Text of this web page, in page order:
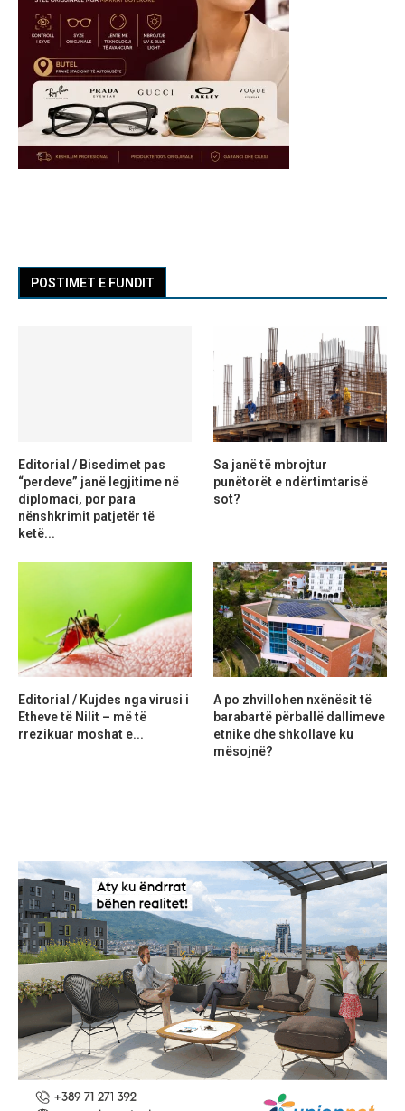
POSTIMET E FUNDIT
Editorial / Bisedimet pas
“perdeve” janë legjitime në
diplomaci, por para
nënshkrimit patjetër të
ketë...
Sa janë të mbrojtur
punëtorët e ndërtimtarisë
sot?
Editorial / Kujdes nga virusi i
Etheve të Nilit – më të
rrezikuar moshat e...
A po zhvillohen nxënësit të
barabartë përballë dallimeve
etnike dhe shkollave ku
mësojnë?